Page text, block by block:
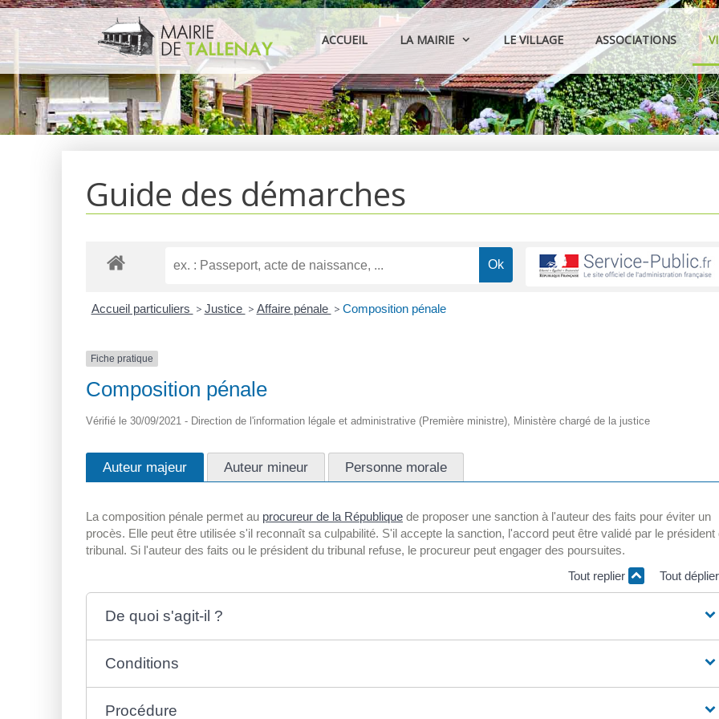
Aller
au
contenu
ACCUEIL LA MAIRIE LE VILLAGE ASSOCIATIONS
Guide des démarches
Accueil particuliers > Justice > Affaire pénale > Composition pénale
Fiche pratique
Composition pénale
Vérifié le 30/09/2021 - Direction de l'information légale et administrative (Première ministre), Ministère chargé de la justice
Auteur majeur Auteur mineur Personne morale
La composition pénale permet au procureur de la République de proposer une sanction à l'auteur des faits pour éviter un
procès. Elle peut être utilisée s'il reconnaît sa culpabilité. S'il accepte la sanction, l'accord peut être validé par le président
tribunal. Si l'auteur des faits ou le président du tribunal refuse, le procureur peut engager des poursuites.
Tout replier
Tout
De quoi s'agit-il ?
Conditions
Procédure